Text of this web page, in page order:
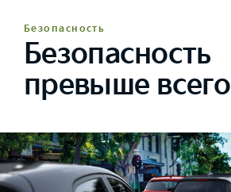
Безопасность
Безопасность
превыше всего